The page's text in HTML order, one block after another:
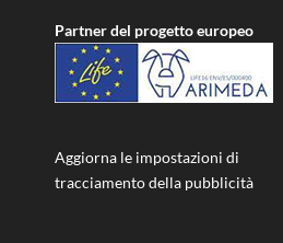
Partner del progetto europeo
Aggiorna le impostazioni di
tracciamento della pubblicità